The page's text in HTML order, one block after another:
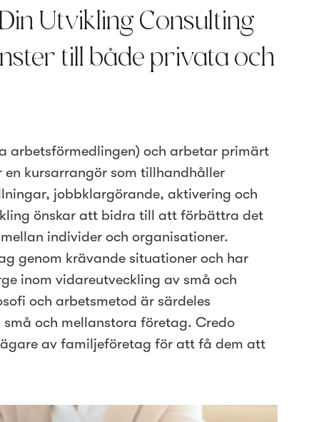
Utvikling Consulting
till både privata och
arbetsförmedlingen) och arbetar primärt
kursarrangör som tillhandhåller
jobbklargörande, aktivering och
önskar att bidra till att förbättra det
individer och organisationer.
genom krävande situationer och har
inom vidareutveckling av små och
och arbetsmetod är särdeles
och mellanstora företag. Credo
av familjeföretag för att få dem att